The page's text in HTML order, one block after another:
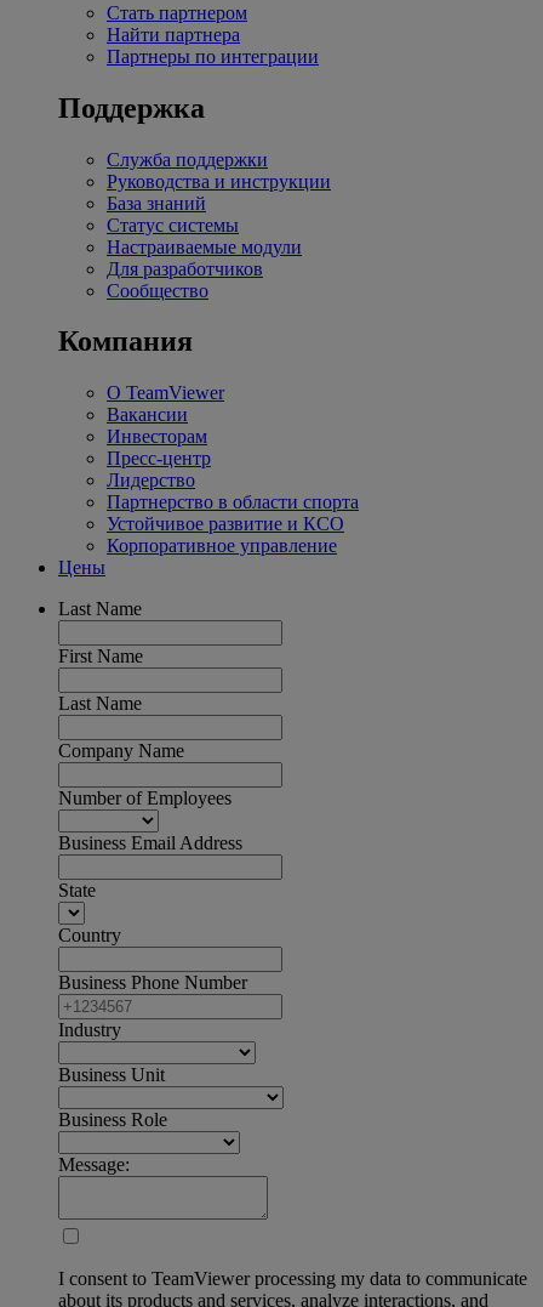
Стать партнером
Найти партнера
Партнеры по интеграции
Поддержка
Служба поддержки
Руководства и инструкции
База знаний
Статус системы
Настраиваемые модули
Для разработчиков
Сообщество
Компания
О TeamViewer
Вакансии
Инвесторам
Пресс-центр
Лидерство
Партнерство в области спорта
Устойчивое развитие и КСО
Корпоративное управление
Цены
Last Name
First Name
Last Name
Company Name
Number of Employees
Business Email Address
State
Country
Business Phone Number
Industry
Business Unit
Business Role
Message:
I consent to TeamViewer processing my data to communicate
about its products and services, analyze interactions, and